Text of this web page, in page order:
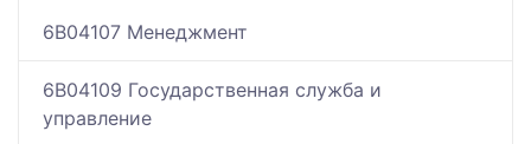
6B04107 Менеджмент
6B04109 Государственная служба и
управление